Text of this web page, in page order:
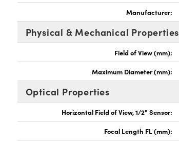
Manufacturer:
Physical & Mechanical Properties
Field of View (mm):
Maximum Diameter (mm):
Optical Properties
Horizontal Field of View, 1/2" Sensor:
Focal Length FL (mm):